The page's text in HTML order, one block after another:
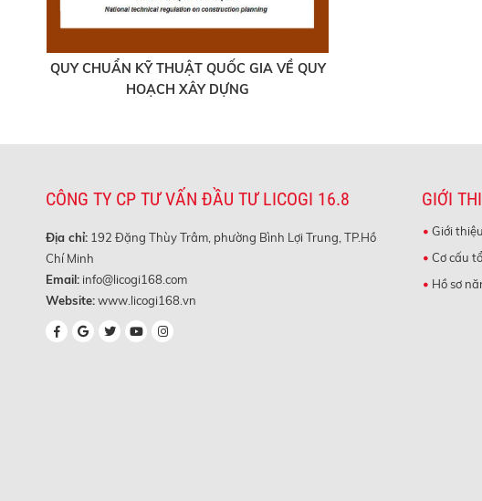
QUY CHUẨN KỸ THUẬT QUỐC GIA VỀ QUY
HOẠCH XÂY DỰNG
CÔNG TY CP TƯ VẤN ĐẦU TƯ LICOGI 16.8
Địa chỉ: 192 Đặng Thùy Trâm, phường Bình Lợi Trung, TP.Hồ
Chí Minh
Email: info@licogi168.com
Website:www.licogi168.vn
GIỚI
Giới
Cơ cấu
Hồ sơ